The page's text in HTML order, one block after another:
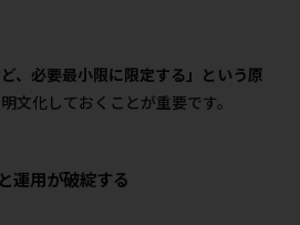
、必要最小限に限定する」という原
文化しておくことが重要です。
運用が破綻する